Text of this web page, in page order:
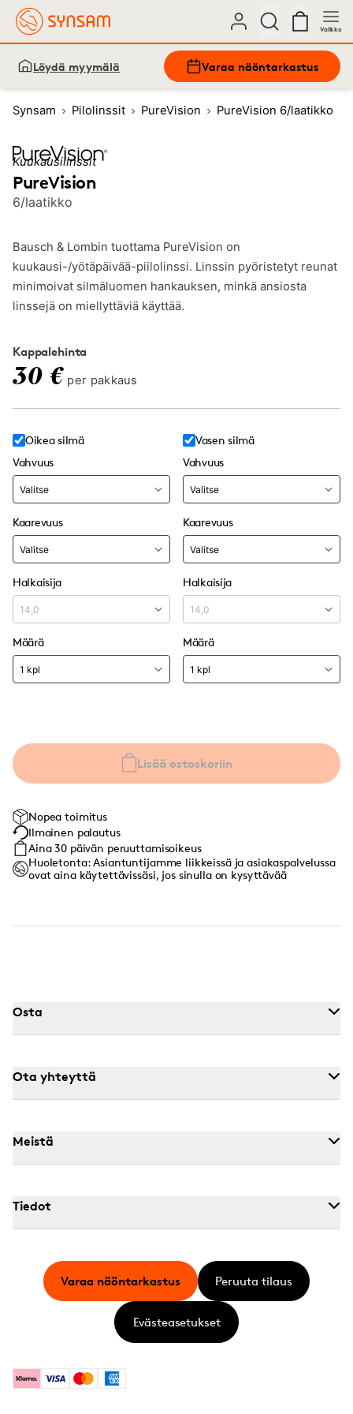
Valikko
Löydä myymälä Varaa näöntarkastus
Synsam Pilolinssit PureVision PureVision 6/laatikko
Kuukausilinssit
PureVision
6/laatikko
Bausch & Lombin tuottama PureVision on
kuukausi-/yötäpäivää-piilolinssi. Linssin pyöristetyt reunat
minimoivat silmäluomen hankauksen, minkä ansiosta
linssejä on miellyttäviä käyttää.
Kappalehinta
30 € per pakkaus
Oikea silmä
Vahvuus
Kaarevuus
Halkaisija
Määrä
Vasen silmä
Vahvuus
Kaarevuus
Halkaisija
Määrä
Lisää ostoskoriin
Nopea toimitus
Ilmainen palautus
Aina 30 päivän peruuttamisoikeus
Huoletonta: Asiantuntijamme liikkeissä ja asiakaspalvelussa
ovat aina käytettävissäsi, jos sinulla on kysyttävää
Osta
Ota yhteyttä
Meistä
Tiedot
KlarnaVisa MastercardAmerican Express
Varaa näöntarkastus Peruuta tilaus
Evästeasetukset